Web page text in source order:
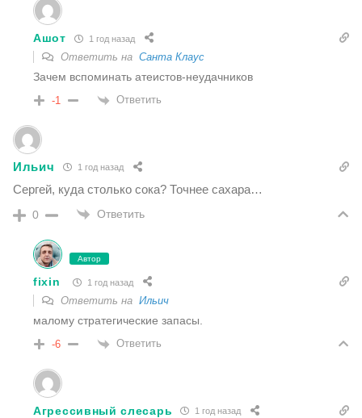
Ашот 1 год назад
Ответить на Санта Клаус
Зачем вспоминать атеистов-неудачников
-1 Ответить
Ильич 1 год назад
Сергей, куда столько сока? Точнее сахара…
0 Ответить
Автор
fixin 1 год назад
Ответить на Ильич
малому стратегические запасы.
-6 Ответить
Агрессивный слесарь 1 год назад